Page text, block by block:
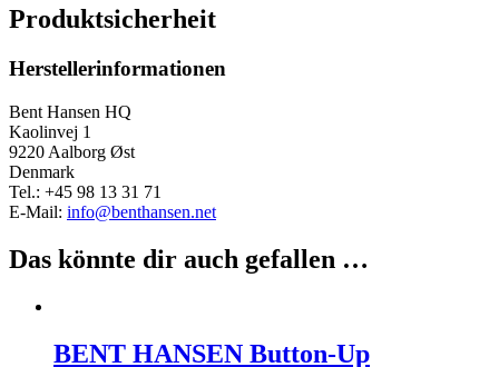
Produktsicherheit
Herstellerinformationen
Bent Hansen HQ
Kaolinvej 1
9220 Aalborg Øst
Denmark
Tel.: +45 98 13 31 71
E-Mail: info@benthansen.net
Das könnte dir auch gefallen …
BENT HANSEN Button-Up